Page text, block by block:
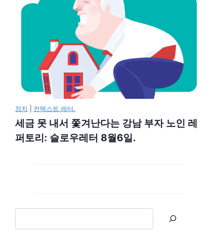
정치 컨텍스트 레터.
세금 못 내서 쫓겨난다는 강남 부자 노인 레
퍼토리: 슬로우레터 8월6일.